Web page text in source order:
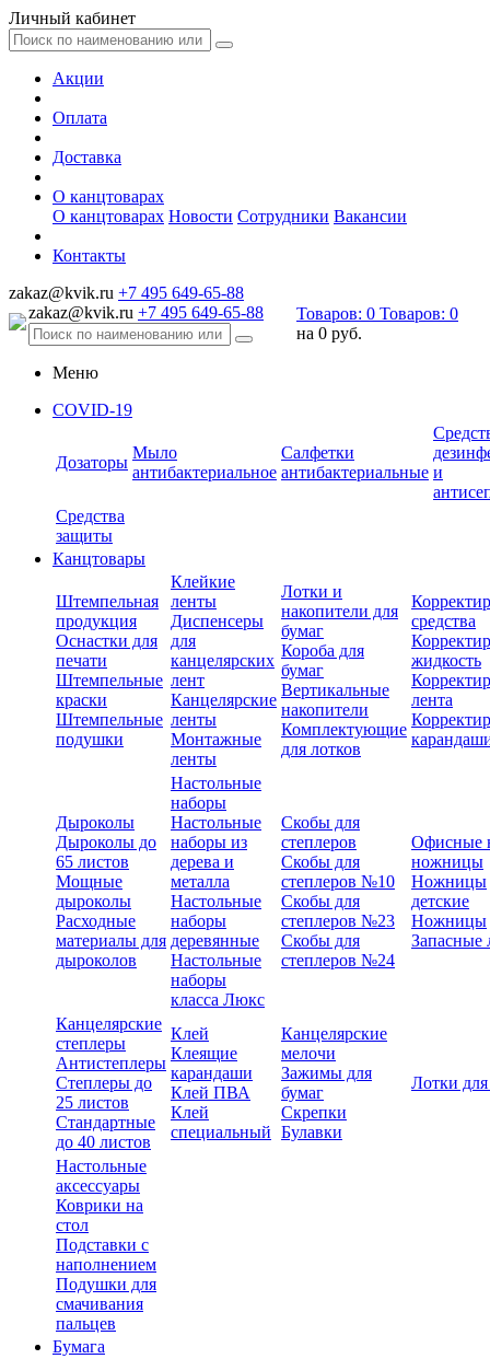
Личный кабинет
Акции
Оплата
Доставка
О канцтоварах
О канцтоварах Новости Сотрудники Вакансии
Контакты
zakaz@kvik.ru +7 495 649-65-88
zakaz@kvik.ru +7 495 649-65-88 Товаров: 0 Товаров: 0
на 0 руб.
Меню
COVID-19
Дозаторы
Мыло
антибактериальное
Салфетки
антибактериальные и
Средства
защиты
Канцтовары
Штемпельная
продукция
Оснастки для
печати
Штемпельные
краски
Штемпельные
подушки
Клейкие
ленты
Диспенсеры
для
канцелярских
лент
Канцелярские
ленты
Монтажные
ленты
Лотки и
накопители для
бумаг
Короба для
бумаг
Вертикальные
накопители
Комплектующие
для лотков
средства
жидкость
лента
Дыроколы
Дыроколы до
65 листов
Мощные
дыроколы
Расходные
материалы для
дыроколов
Настольные
наборы
Настольные
наборы из
дерева и
металла
Настольные
наборы
деревянные
Настольные
наборы
класса Люкс
Скобы для
степлеров
Скобы для
степлеров №10
Скобы для
степлеров №23
Скобы для
степлеров №24
Офисные
ножницы
Ножницы
детские
Ножницы
Запасные
Канцелярские
степлеры
Антистеплеры
Степлеры до
25 листов
Стандартные
до 40 листов
Клей
Клеящие
карандаши
Клей ПВА
Клей
специальный
Канцелярские
мелочи
Зажимы для
бумаг
Скрепки
Булавки
Лотки
Настольные
аксессуары
Коврики на
стол
Подставки с
наполнением
Подушки для
смачивания
пальцев
Бумага